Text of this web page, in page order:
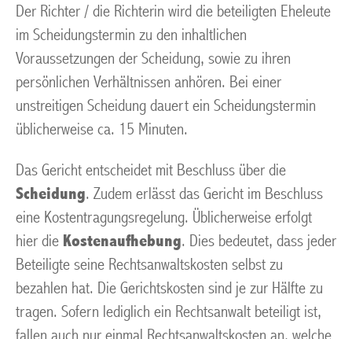
Der Richter / die Richterin wird die beteiligten Eheleute
im Scheidungstermin zu den inhaltlichen
Voraussetzungen der Scheidung, sowie zu ihren
persönlichen Verhältnissen anhören. Bei einer
unstreitigen Scheidung dauert ein Scheidungstermin
üblicherweise ca. 15 Minuten.
Das Gericht entscheidet mit Beschluss über die
Scheidung. Zudem erlässt das Gericht im Beschluss
eine Kostentragungsregelung. Üblicherweise erfolgt
hier die Kostenaufhebung. Dies bedeutet, dass jeder
Beteiligte seine Rechtsanwaltskosten selbst zu
bezahlen hat. Die Gerichtskosten sind je zur Hälfte zu
tragen. Sofern lediglich ein Rechtsanwalt beteiligt ist,